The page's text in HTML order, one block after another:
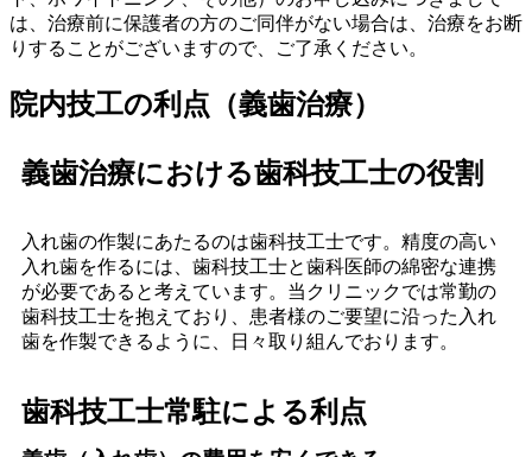
は、治療前に保護者の方のご同伴がない場合は、治療をお断
りすることがございますので、ご了承ください。
院内技工の利点（義歯治療）
義歯治療における歯科技工士の役割
入れ歯の作製にあたるのは歯科技工士です。精度の高い
入れ歯を作るには、歯科技工士と歯科医師の綿密な連携
が必要であると考えています。当クリニックでは常勤の
歯科技工士を抱えており、患者様のご要望に沿った入れ
歯を作製できるように、日々取り組んでおります。
歯科技工士常駐による利点